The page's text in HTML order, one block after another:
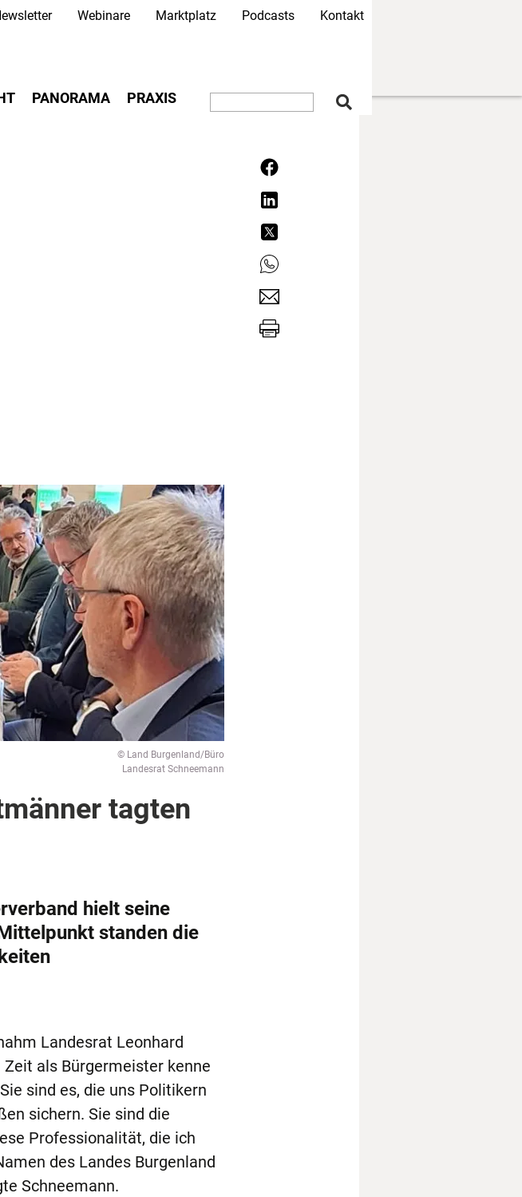
Webinare Marktplatz Podcasts Kontakt
PANORAMA PRAXIS
© Land Burgenland/Büro
Landesrat Schneemann
tagten
hielt seine
standen die
Landesrat Leonhard
als Bürgermeister kenne
sind es, die uns Politikern
sichern. Sie sind die
Professionalität, die ich
des Landes Burgenland
Schneemann.